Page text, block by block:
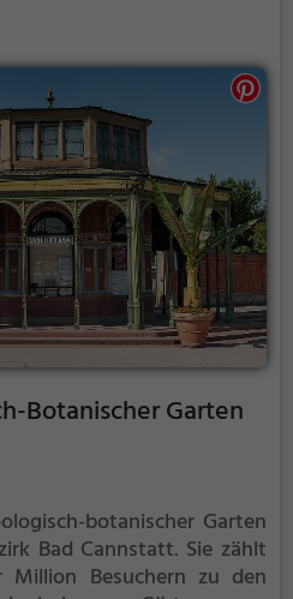
Botanischer Garten
botanischer Garten
Bad Cannstatt. Sie zählt
Besuchern zu den